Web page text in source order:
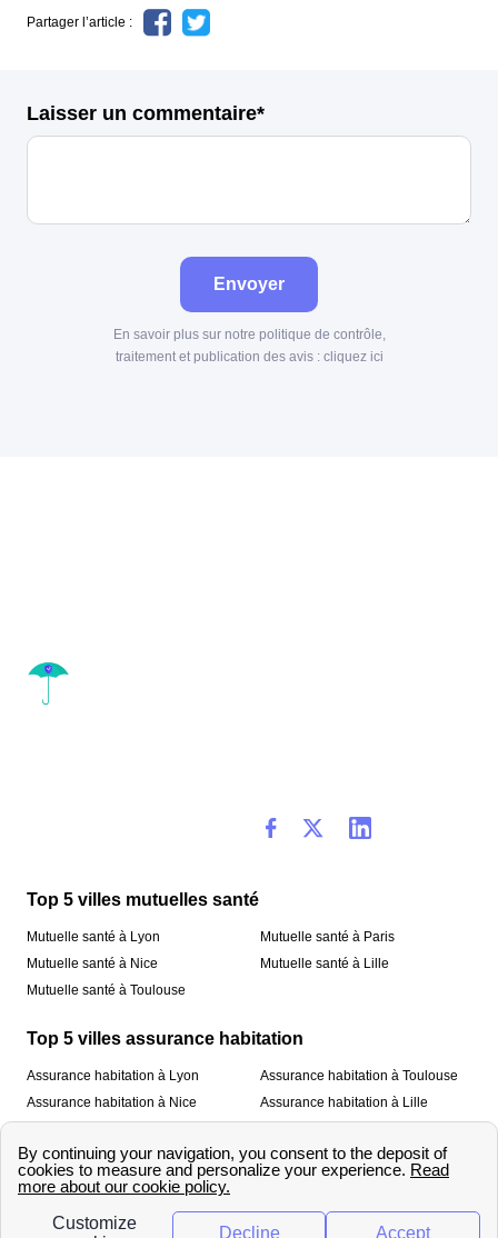
Partager l’article :
Laisser un commentaire*
Envoyer
En savoir plus sur notre politique de contrôle,
traitement et publication des avis : cliquez ici
Top 5 villes mutuelles santé
Mutuelle santé à Lyon
Mutuelle santé à Nice
Mutuelle santé à Toulouse
Mutuelle santé à Paris
Mutuelle santé à Lille
Top 5 villes assurance habitation
Assurance habitation à Lyon
Assurance habitation à Nice
Assurance habitation à Toulouse
Assurance habitation à Lille
À propos
Qui sommes-nous ? Mentions légales